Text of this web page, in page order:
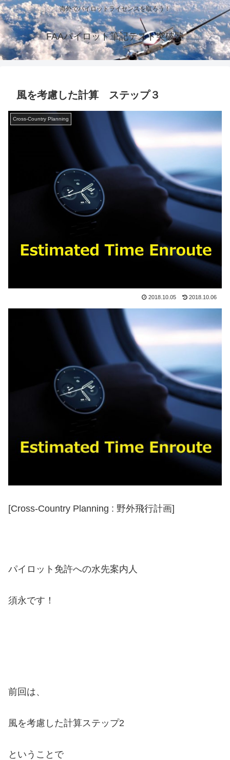
海外でパイロットライセンスを取ろう！
FAAパイロット筆記テスト突破塾
風を考慮した計算 ステップ３
Cross-Country Planning
2018.10.05 2018.10.06
[Cross-Country Planning : 野外飛行計画]
パイロット免許への水先案内人
須永です！
前回は、
風を考慮した計算ステップ2
ということで